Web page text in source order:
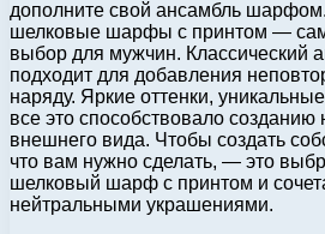
дополните свой ансамбль
шелковые шарфы с принтом —
выбор для мужчин. Классический
подходит для добавления
наряду. Яркие оттенки,
все это способствовало
внешнего вида. Чтобы создать
что вам нужно сделать, — это
шелковый шарф с принтом и
нейтральными украшениями.